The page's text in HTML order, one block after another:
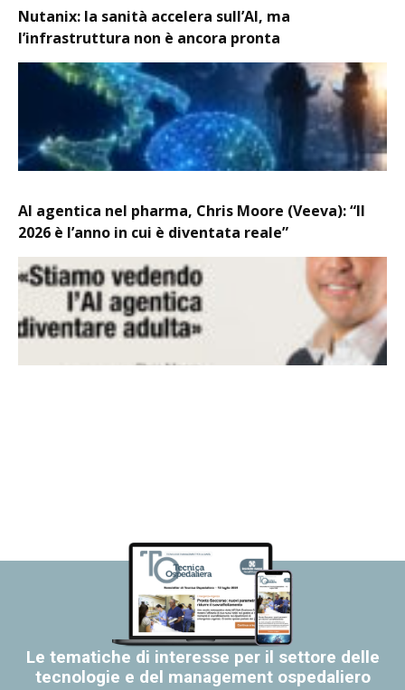
Nutanix: la sanità accelera sull’AI, ma
l’infrastruttura non è ancora pronta
AI agentica nel pharma, Chris Moore (Veeva): “Il
2026 è l’anno in cui è diventata reale”
Le tematiche di interesse per il settore delle
tecnologie e del management ospedaliero